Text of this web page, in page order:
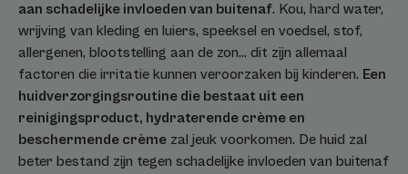
aan schadelijke invloeden van buitenaf. Kou, hard water,
wrijving van kleding en luiers, speeksel en voedsel, stof,
allergenen, blootstelling aan de zon... dit zijn allemaal
factoren die irritatie kunnen veroorzaken bij kinderen. Een
huidverzorgingsroutine die bestaat uit een
reinigingsproduct, hydraterende crème en
beschermende crème zal jeuk voorkomen. De huid zal
beter bestand zijn tegen schadelijke invloeden van buitenaf